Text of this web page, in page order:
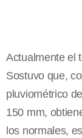
Actualmente el
Sostuvo que,
pluviométrico
150 mm,
los normales,